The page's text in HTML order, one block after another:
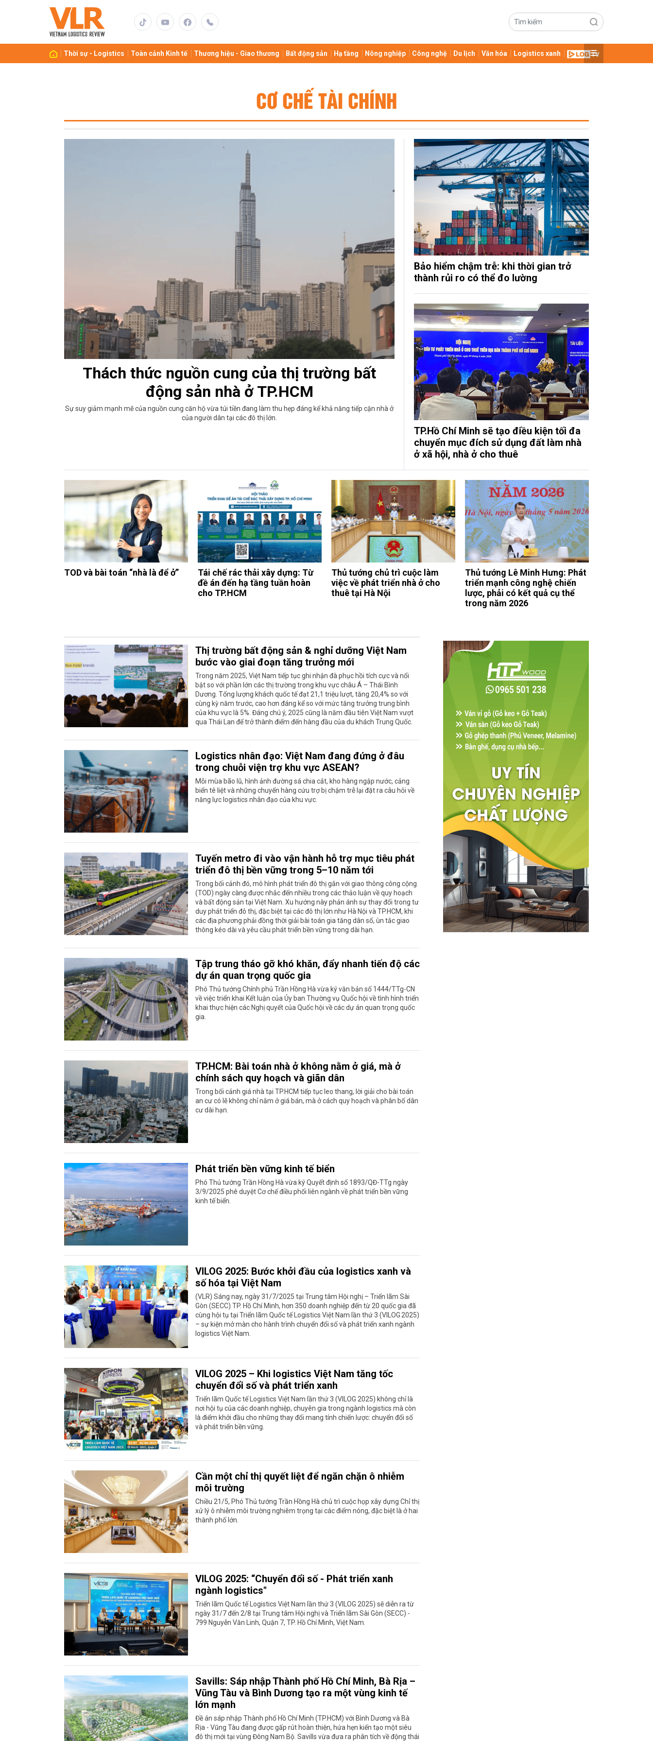
Thời sự - Logistics Toàn cảnh Kinh tế Thương hiệu - Giao thương Bất động sản Hạ tầng Nông nghiệp Công nghệ Du lịch Văn hóa Logistics xanh
CƠ CHẾ TÀI CHÍNH
Thách thức nguồn cung của thị trường bất
động sản nhà ở TP.HCM
Sự suy giảm mạnh mẽ của nguồn cung căn hộ vừa túi tiền đang làm thu hẹp đáng kể khả năng tiếp cận nhà ở
của người dân tại các đô thị lớn.
Bảo hiểm chậm trễ: khi thời gian trở
thành rủi ro có thể đo lường
TP.Hồ Chí Minh sẽ tạo điều kiện tối đa
chuyển mục đích sử dụng đất làm nhà
ở xã hội, nhà ở cho thuê
TOD và bài toán “nhà là để ở”
Tái chế rác thải xây dựng: Từ
đề án đến hạ tầng tuần hoàn
cho TP.HCM
Thủ tướng chủ trì cuộc làm
việc về phát triển nhà ở cho
thuê tại Hà Nội
Thủ tướng Lê Minh Hưng: Phát
triển mạnh công nghệ chiến
lược, phải có kết quả cụ thể
trong năm 2026
Thị trường bất động sản & nghỉ dưỡng Việt Nam
bước vào giai đoạn tăng trưởng mới
Trong năm 2025, Việt Nam tiếp tục ghi nhận đà phục hồi tích cực và nổi
bật so với phần lớn các thị trường trong khu vực châu Á – Thái Bình
Dương. Tổng lượng khách quốc tế đạt 21,1 triệu lượt, tăng 20,4% so với
cùng kỳ năm trước, cao hơn đáng kể so với mức tăng trưởng trung bình
của khu vực là 5%. Đáng chú ý, 2025 cũng là năm đầu tiên Việt Nam vượt
qua Thái Lan để trở thành điểm đến hàng đầu của du khách Trung Quốc.
Logistics nhân đạo: Việt Nam đang đứng ở đâu
trong chuỗi viện trợ khu vực ASEAN?
Mỗi mùa bão lũ, hình ảnh đường sá chia cắt, kho hàng ngập nước, cảng
biển tê liệt và những chuyến hàng cứu trợ bị chậm trễ lại đặt ra câu hỏi về
năng lực logistics nhân đạo của khu vực.
Tuyến metro đi vào vận hành hỗ trợ mục tiêu phát
triển đô thị bền vững trong 5–10 năm tới
Trong bối cảnh đó, mô hình phát triển đô thị gắn với giao thông công cộng
(TOD) ngày càng được nhắc đến nhiều trong các thảo luận về quy hoạch
và bất động sản tại Việt Nam. Xu hướng này phản ánh sự thay đổi trong tư
duy phát triển đô thị, đặc biệt tại các đô thị lớn như Hà Nội và TP.HCM, khi
các địa phương phải đồng thời giải bài toán gia tăng dân số, ùn tắc giao
thông kéo dài và yêu cầu phát triển bền vững trong dài hạn.
Tập trung tháo gỡ khó khăn, đẩy nhanh tiến độ các
dự án quan trọng quốc gia
Phó Thủ tướng Chính phủ Trần Hồng Hà vừa ký văn bản số 1444/TTg-CN
về việc triển khai Kết luận của Ủy ban Thường vụ Quốc hội về tình hình triển
khai thực hiện các Nghị quyết của Quốc hội về các dự án quan trọng quốc
gia.
TP.HCM: Bài toán nhà ở không nằm ở giá, mà ở
chính sách quy hoạch và giãn dân
Trong bối cảnh giá nhà tại TP.HCM tiếp tục leo thang, lời giải cho bài toán
an cư có lẽ không chỉ nằm ở giá bán, mà ở cách quy hoạch và phân bố dân
cư dài hạn.
Phát triển bền vững kinh tế biển
Phó Thủ tướng Trần Hồng Hà vừa ký Quyết định số 1893/QĐ-TTg ngày
3/9/2025 phê duyệt Cơ chế điều phối liên ngành về phát triển bền vững
kinh tế biển.
VILOG 2025: Bước khởi đầu của logistics xanh và
số hóa tại Việt Nam
(VLR) Sáng nay, ngày 31/7/2025 tại Trung tâm Hội nghị – Triển lãm Sài
Gòn (SECC) TP. Hồ Chí Minh, hơn 350 doanh nghiệp đến từ 20 quốc gia đã
cùng hội tụ tại Triển lãm Quốc tế Logistics Việt Nam lần thứ 3 (VILOG 2025)
– sự kiện mở màn cho hành trình chuyển đổi số và phát triển xanh ngành
logistics Việt Nam.
VILOG 2025 – Khi logistics Việt Nam tăng tốc
chuyển đổi số và phát triển xanh
Triển lãm Quốc tế Logistics Việt Nam lần thứ 3 (VILOG 2025) không chỉ là
nơi hội tụ của các doanh nghiệp, chuyên gia trong ngành logistics mà còn
là điểm khởi đầu cho những thay đổi mang tính chiến lược: chuyển đổi số
và phát triển bền vững.
Cần một chỉ thị quyết liệt để ngăn chặn ô nhiễm
môi trường
Chiều 21/5, Phó Thủ tướng Trần Hồng Hà chủ trì cuộc họp xây dựng Chỉ thị
xử lý ô nhiễm môi trường nghiêm trọng tại các điểm nóng, đặc biệt là ở hai
thành phố lớn.
VILOG 2025: “Chuyển đổi số - Phát triển xanh
ngành logistics"
Triển lãm Quốc tế Logistics Việt Nam lần thứ 3 (VILOG 2025) sẽ diễn ra từ
ngày 31/7 đến 2/8 tại Trung tâm Hội nghị và Triển lãm Sài Gòn (SECC) -
799 Nguyễn Văn Linh, Quận 7, TP. Hồ Chí Minh, Việt Nam.
Savills: Sáp nhập Thành phố Hồ Chí Minh, Bà Rịa –
Vũng Tàu và Bình Dương tạo ra một vùng kinh tế
lớn mạnh
Đề án sáp nhập Thành phố Hồ Chí Minh (TP.HCM) với Bình Dương và Bà
Rịa - Vũng Tàu đang được gấp rút hoàn thiện, hứa hẹn kiến tạo một siêu
đô thị mới tại vùng Đông Nam Bộ. Savills vừa đưa ra phân tích về động thái